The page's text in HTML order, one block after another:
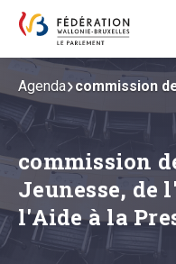
commission
Jeunesse, de
l'Aide à la
Agenda commission